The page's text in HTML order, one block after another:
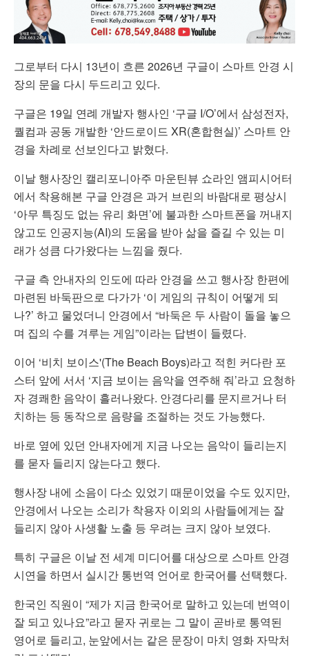
그로부터 다시 13년이 흐른 2026년 구글이 스마트 안경 시
장의 문을 다시 두드리고 있다.
구글은 19일 연례 개발자 행사인 ‘구글 I/O’에서 삼성전자,
퀄컴과 공동 개발한 ‘안드로이드 XR(혼합현실)’ 스마트 안
경을 차례로 선보인다고 밝혔다.
이날 행사장인 캘리포니아주 마운틴뷰 쇼라인 앰피시어터
에서 착용해본 구글 안경은 과거 브린의 바람대로 평상시
‘아무 특징도 없는 유리 화면’에 불과한 스마트폰을 꺼내지
않고도 인공지능(AI)의 도움을 받아 삶을 즐길 수 있는 미
래가 성큼 다가왔다는 느낌을 줬다.
구글 측 안내자의 인도에 따라 안경을 쓰고 행사장 한편에
마련된 바둑판으로 다가가 ‘이 게임의 규칙이 어떻게 되
나?’ 하고 물었더니 안경에서 “바둑은 두 사람이 돌을 놓으
며 집의 수를 겨루는 게임”이라는 답변이 들렸다.
이어 ‘비치 보이스'(The Beach Boys)라고 적힌 커다란 포
스터 앞에 서서 ‘지금 보이는 음악을 연주해 줘’라고 요청하
자 경쾌한 음악이 흘러나왔다. 안경다리를 문지르거나 터
치하는 등 동작으로 음량을 조절하는 것도 가능했다.
바로 옆에 있던 안내자에게 지금 나오는 음악이 들리는지
를 묻자 들리지 않는다고 했다.
행사장 내에 소음이 다소 있었기 때문이었을 수도 있지만,
안경에서 나오는 소리가 착용자 이외의 사람들에게는 잘
들리지 않아 사생활 노출 등 우려는 크지 않아 보였다.
특히 구글은 이날 전 세계 미디어를 대상으로 스마트 안경
시연을 하면서 실시간 통번역 언어로 한국어를 선택했다.
한국인 직원이 “제가 지금 한국어로 말하고 있는데 번역이
잘 되고 있나요”라고 묻자 귀로는 그 말이 곧바로 통역된
영어로 들리고, 눈앞에서는 같은 문장이 마치 영화 자막처